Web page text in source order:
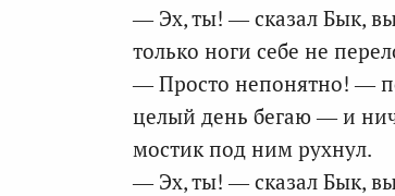
— Эх, ты! — сказал Бык,
только ноги себе не
— Просто непонятно! —
целый день бегаю — и
мостик под ним рухнул.
— Эх, ты! — сказал Бык,